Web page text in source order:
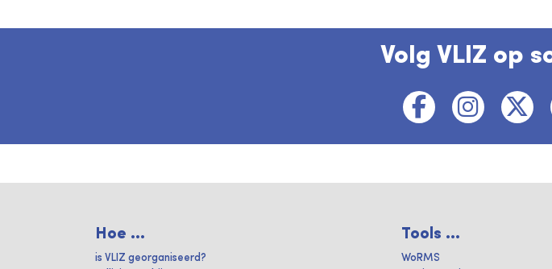
Volg VLIZ op
Hoe ...
is VLIZ georganiseerd?
Tools ...
WoRMS